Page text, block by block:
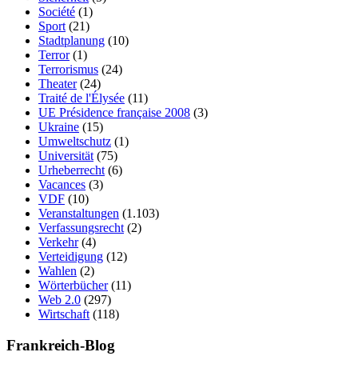
Société (1)
Sport(21)
Stadtplanung (10)
Terror(1)
Terrorismus (24)
Theater(24)
Traité de l'Élysée (11)
UE Présidence française 2008 (3)
Ukraine (15)
Umweltschutz (1)
Universität(75)
Urheberrecht(6)
Vacances (3)
VDF (10)
Veranstaltungen (1.103)
Verfassungsrecht(2)
Verkehr(4)
Verteidigung (12)
Wahlen (2)
Wörterbücher(11)
Web 2.0 (297)
Wirtschaft(118)
Frankreich-Blog